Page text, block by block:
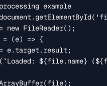
example
new FileReader();
= (e) => {